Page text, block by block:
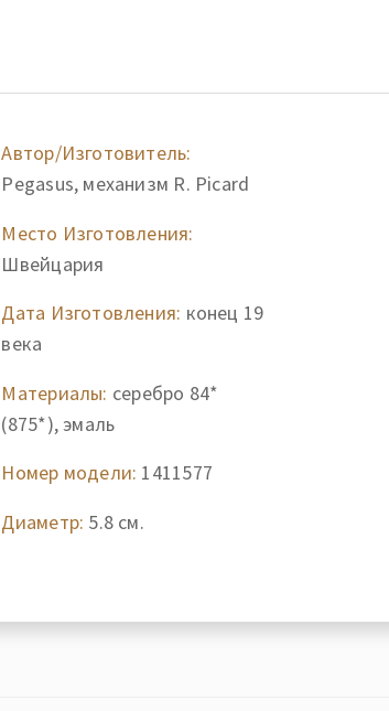
Автор/Изготовитель:
Pegasus, механизм R. Picard
Место Изготовления:
Швейцария
Дата Изготовления: конец 19
века
Материалы: серебро 84*
(875*), эмаль
Номер модели: 1411577
Диаметр: 5.8 см.